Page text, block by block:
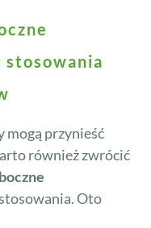
stosowania
mogą przynieść
również zwrócić
Oto